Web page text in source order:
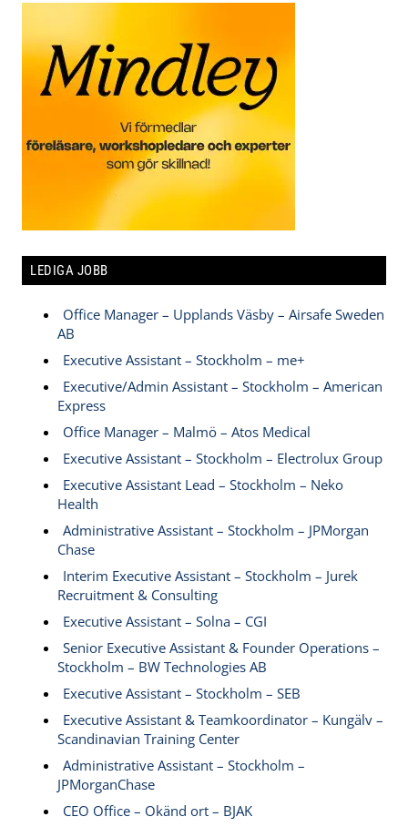
LEDIGA JOBB
Office Manager – Upplands Väsby – Airsafe Sweden
AB
Executive Assistant – Stockholm – me+
Executive/Admin Assistant – Stockholm – American
Express
Office Manager – Malmö – Atos Medical
Executive Assistant – Stockholm – Electrolux Group
Executive Assistant Lead – Stockholm – Neko
Health
Administrative Assistant – Stockholm – JPMorgan
Chase
Interim Executive Assistant – Stockholm – Jurek
Recruitment & Consulting
Executive Assistant – Solna – CGI
Senior Executive Assistant & Founder Operations –
Stockholm – BW Technologies AB
Executive Assistant – Stockholm – SEB
Executive Assistant & Teamkoordinator – Kungälv –
Scandinavian Training Center
Administrative Assistant – Stockholm –
JPMorganChase
CEO Office – Okänd ort – BJAK